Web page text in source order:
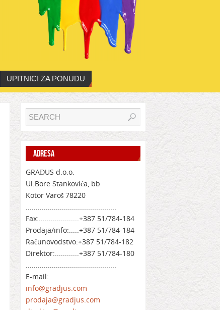
UPITNICI ZA PONUDU
ADRESA
GRAĐUS d.o.o.
Ul.Bore Stankovića, bb
Kotor Varoš 78220
.............................................
Fax:....................+387 51/784-184
Prodaja/info:.....+387 51/784-184
Računovodstvo:+387 51/784-182
Direktor:............+387 51/784-180
.............................................
E-mail:
info@gradjus.com
prodaja@gradjus.com